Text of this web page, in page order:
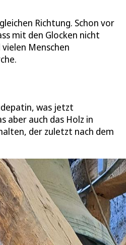
Richtung. Schon vor
mit den Glocken nicht
Menschen
was jetzt
aber auch das Holz in
der zuletzt nach dem